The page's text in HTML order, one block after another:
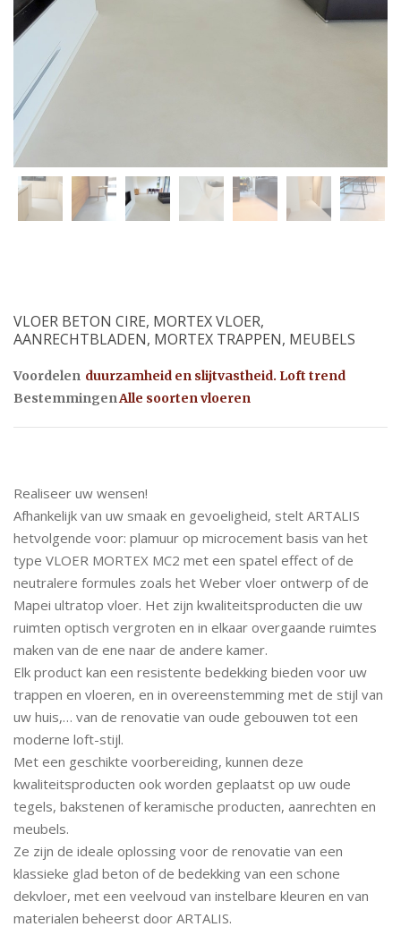
VLOER BETON CIRE, MORTEX VLOER,
AANRECHTBLADEN, MORTEX TRAPPEN, MEUBELS
Voordelen duurzamheid en slijtvastheid. Loft trend
BestemmingenAlle soorten vloeren
Realiseer uw wensen!
Afhankelijk van uw smaak en gevoeligheid, stelt ARTALIS
hetvolgende voor: plamuur op microcement basis van het
type VLOER MORTEX MC2 met een spatel effect of de
neutralere formules zoals het Weber vloer ontwerp of de
Mapei ultratop vloer. Het zijn kwaliteitsproducten die uw
ruimten optisch vergroten en in elkaar overgaande ruimtes
maken van de ene naar de andere kamer.
Elk product kan een resistente bedekking bieden voor uw
trappen en vloeren, en in overeenstemming met de stijl van
uw huis,… van de renovatie van oude gebouwen tot een
moderne loft-stijl.
Met een geschikte voorbereiding, kunnen deze
kwaliteitsproducten ook worden geplaatst op uw oude
tegels, bakstenen of keramische producten, aanrechten en
meubels.
Ze zijn de ideale oplossing voor de renovatie van een
klassieke glad beton of de bedekking van een schone
dekvloer, met een veelvoud van instelbare kleuren en van
materialen beheerst door ARTALIS.